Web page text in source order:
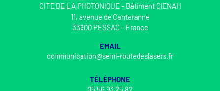
CITE DE LA PHOTONIQUE - Bâtiment GIENAH
11, avenue de Canteranne
33600 PESSAC - France
EMAIL
communication@seml-routedeslasers.fr
TÉLÉPHONE
05 56 93 25 82